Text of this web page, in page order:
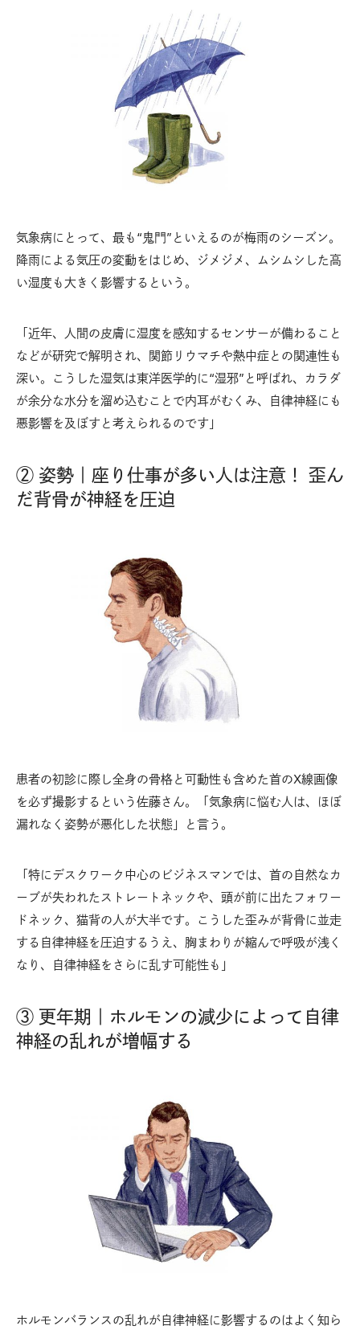
気象病にとって、最も“鬼門”といえるのが梅雨のシーズン。
降雨による気圧の変動をはじめ、ジメジメ、ムシムシした高
い湿度も大きく影響するという。
「近年、人間の皮膚に湿度を感知するセンサーが備わること
などが研究で解明され、関節リウマチや熱中症との関連性も
深い。こうした湿気は東洋医学的に“湿邪”と呼ばれ、カラダ
が余分な水分を溜め込むことで内耳がむくみ、自律神経にも
悪影響を及ぼすと考えられるのです」
② 姿勢｜座り仕事が多い人は注意！ 歪ん
だ背骨が神経を圧迫
患者の初診に際し全身の骨格と可動性も含めた首のX線画像
を必ず撮影するという佐藤さん。「気象病に悩む人は、ほぼ
漏れなく姿勢が悪化した状態」と言う。
「特にデスクワーク中心のビジネスマンでは、首の自然なカ
ーブが失われたストレートネックや、頭が前に出たフォワー
ドネック、猫背の人が大半です。こうした歪みが背骨に並走
する自律神経を圧迫するうえ、胸まわりが縮んで呼吸が浅く
なり、自律神経をさらに乱す可能性も」
③ 更年期｜ホルモンの減少によって自律
神経の乱れが増幅する
ホルモンバランスの乱れが自律神経に影響するのはよく知ら